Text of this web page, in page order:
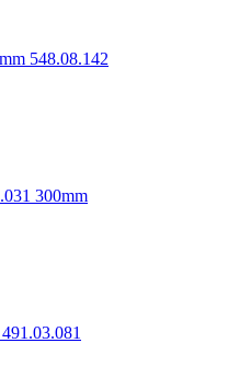
548.08.142
300mm